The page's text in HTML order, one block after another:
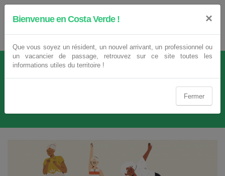
Bienvenue en Costa Verde ! ×
Que vous soyez un résident, un nouvel arrivant, un professionnel ou
un vacancier de passage, retrouvez sur ce site toutes les
informations utiles du territoire !
Fermer